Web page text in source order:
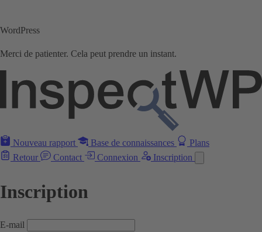
WordPress
Merci de patienter. Cela peut prendre un instant.
Nouveau rapport Base de connaissances
Plans
Retour
Contact Connexion Inscription
Inscription
E-mail